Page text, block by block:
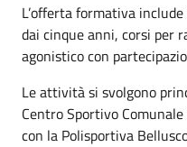
L’offerta formativa
dai cinque anni, corsi per
agonistico con
Le attività si svolgono
Centro Sportivo
con la Polisportiva